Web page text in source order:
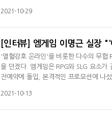
에 상세히 답변했다. 이번 베타 테스트에
2021-10-29
[인터뷰] 엠게임 이명근 실장
'열혈강호 온라인'을 비롯한 다수의 무협
을 던졌다. 엠게임은 RPG와 SLG 요소
전예약에 돌입, 본격적인 프로모션에 나
행을 통해 스쿼드(캐릭터)를 육성하고 외
2021-10-13